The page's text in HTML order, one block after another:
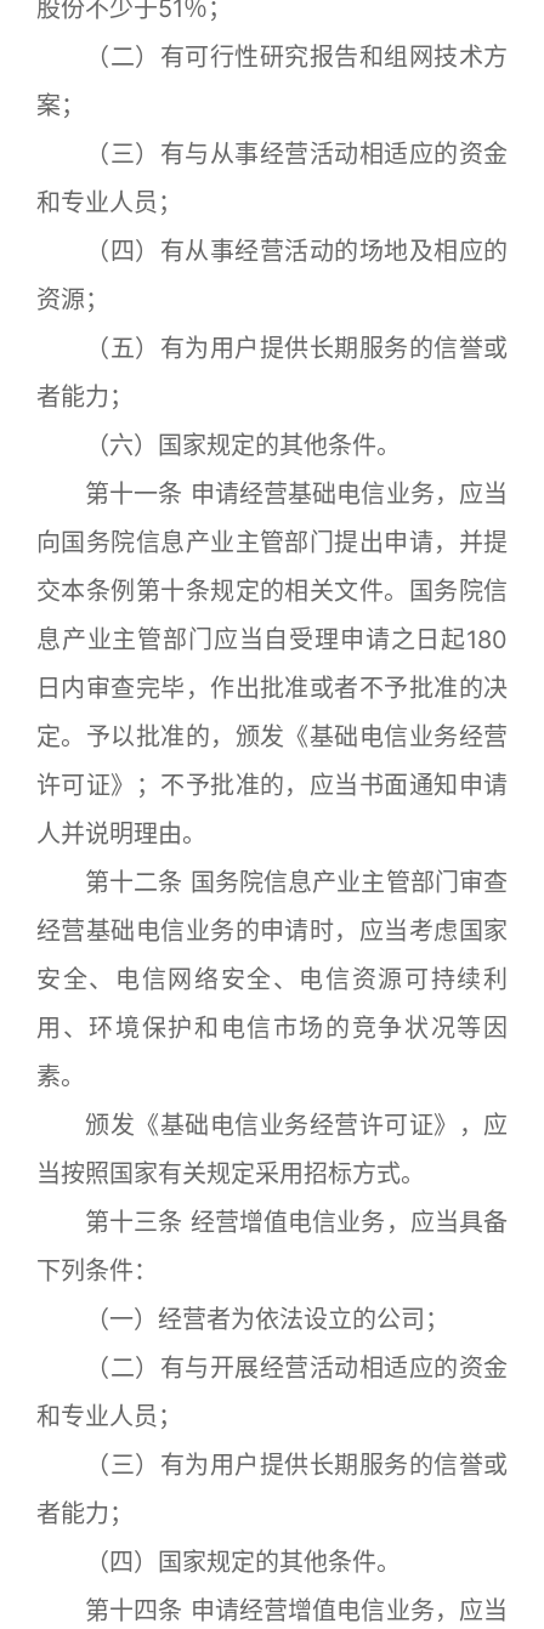
股份不少于51％；
（二）有可行性研究报告和组网技术方
案；
（三）有与从事经营活动相适应的资金
和专业人员；
（四）有从事经营活动的场地及相应的
资源；
（五）有为用户提供长期服务的信誉或
者能力；
（六）国家规定的其他条件。
第十一条 申请经营基础电信业务，应当
向国务院信息产业主管部门提出申请，并提
交本条例第十条规定的相关文件。国务院信
息产业主管部门应当自受理申请之日起180
日内审查完毕，作出批准或者不予批准的决
定。予以批准的，颁发《基础电信业务经营
许可证》；不予批准的，应当书面通知申请
人并说明理由。
第十二条 国务院信息产业主管部门审查
经营基础电信业务的申请时，应当考虑国家
安全、电信网络安全、电信资源可持续利
用、环境保护和电信市场的竞争状况等因
素。
颁发《基础电信业务经营许可证》，应
当按照国家有关规定采用招标方式。
第十三条 经营增值电信业务，应当具备
下列条件：
（一）经营者为依法设立的公司；
（二）有与开展经营活动相适应的资金
和专业人员；
（三）有为用户提供长期服务的信誉或
者能力；
（四）国家规定的其他条件。
第十四条 申请经营增值电信业务，应当